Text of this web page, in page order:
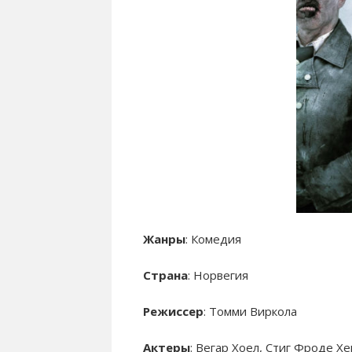
Жанры: Комедия
Страна: Норвегия
Режиссер: Томми Виркола
Актеры: Вегар Хоел, Стиг Фроде